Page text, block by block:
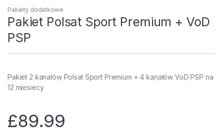
Pakiety dodatkowe
Pakiet Polsat Sport Premium + VoD
PSP
Pakiet 2 kanałów Polsat Sport Premium + 4 kanałów VoD PSP na
12 miesiecy
£89.99